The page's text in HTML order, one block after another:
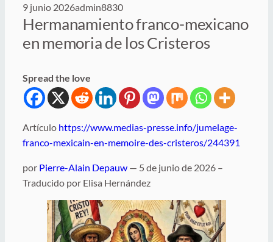
9 junio 2026admin8830
Hermanamiento franco-mexicano
en memoria de los Cristeros
Spread the love
Artículo https://www.medias-presse.info/jumelage-
franco-mexicain-en-memoire-des-cristeros/244391
por Pierre-Alain Depauw— 5 de junio de 2026 –
Traducido por Elisa Hernández